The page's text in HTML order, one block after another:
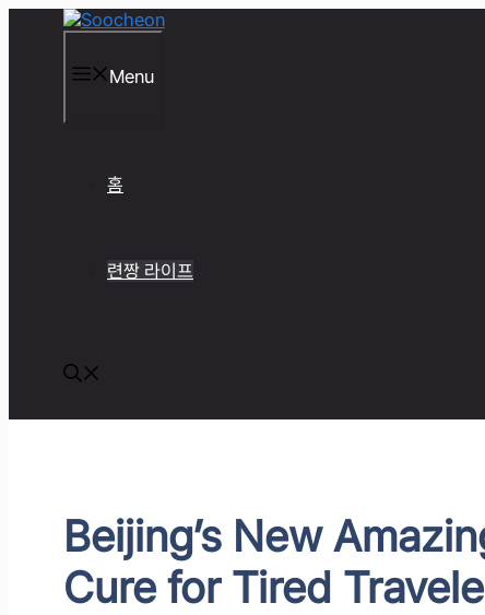
Menu
홈
련짱 라이프
Beijing’s New
Cure for Tired